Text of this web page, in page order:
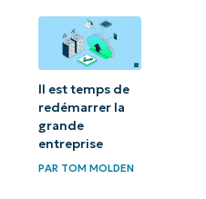
Il est temps de
redémarrer la
grande
entreprise
PAR TOM MOLDEN